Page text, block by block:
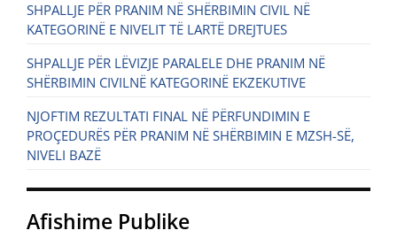
SHPALLJE PËR PRANIM NË SHËRBIMIN CIVIL NË
KATEGORINË E NIVELIT TË LARTË DREJTUES
SHPALLJE PËR LËVIZJE PARALELE DHE PRANIM NË
SHËRBIMIN CIVILNË KATEGORINË EKZEKUTIVE
NJOFTIM REZULTATI FINAL NË PËRFUNDIMIN E
PROÇEDURËS PËR PRANIM NË SHËRBIMIN E MZSH-SË,
NIVELI BAZË
Afishime Publike